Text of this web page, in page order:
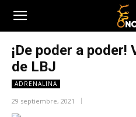
¡De poder a
de LBJ
ADRENALINA
29 septiembre, 2021